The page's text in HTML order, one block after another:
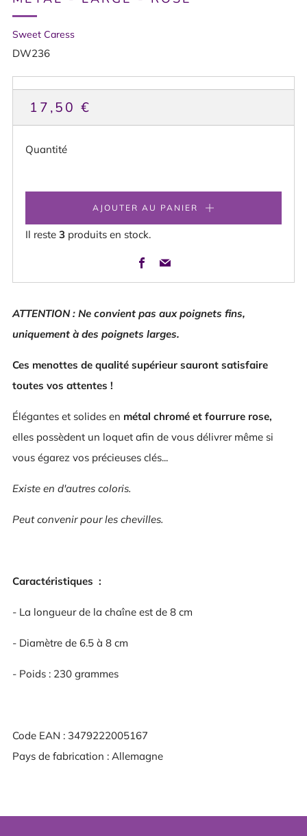
Sweet Caress
DW236
PRIX
HABITUEL
17,50 €
Quantité
AJOUTER AU PANIER
Il reste 3 produits en stock.
Facebook
ATTENTION : Ne convient pas aux poignets fins,
uniquement à des poignets larges.
Ces menottes de qualité supérieur sauront satisfaire
toutes vos attentes !
Élégantes et solides en métal chromé et fourrure rose,
elles possèdent un loquet afin de vous délivrer même si
vous égarez vos précieuses clés...
Existe en d'autres coloris.
Peut convenir pour les chevilles.
Caractéristiques :
- La longueur de la chaîne est de 8 cm
- Diamètre de 6.5 à 8 cm
- Poids : 230 grammes
Code EAN : 3479222005167
Pays de fabrication : Allemagne